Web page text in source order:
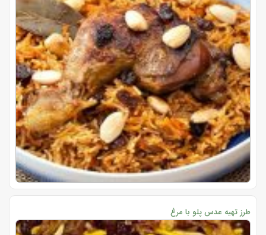
طرز تهیه عدس پلو با مرغ